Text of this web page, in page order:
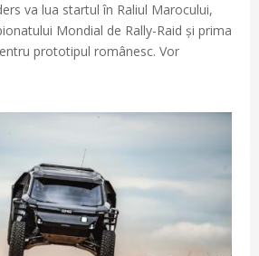
va lua startul în Raliul Marocului,
Mondial de Rally-Raid și prima
prototipul românesc. Vor